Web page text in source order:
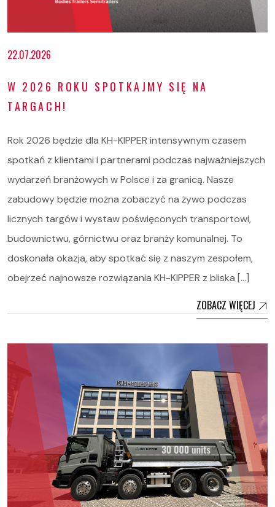
Oferta
O nas
Kontakt
STOCK
22.07.2026
W 2026 ROKU SPOTKAJMY SIĘ NA
TARGACH!
Rok 2026 będzie dla KH-KIPPER intensywnym czasem
spotkań z klientami i partnerami podczas najważniejszych
wydarzeń branżowych w Polsce i za granicą. Nasze
zabudowy będzie można zobaczyć na żywo podczas
licznych targów i wystaw poświęconych transportowi,
budownictwu, górnictwu oraz branży komunalnej. To
doskonała okazja, aby spotkać się z naszym zespołem,
obejrzeć najnowsze rozwiązania KH-KIPPER z bliska […]
ZOBACZ WIĘCEJ